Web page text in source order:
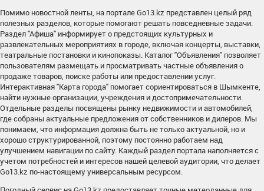
Помимо новостной ленты, на портале Go13.kz представлен целый ряд
полезных разделов, которые помогают решать повседневные задачи.
Раздел "Афиша" информирует о предстоящих культурных и
развлекательных мероприятиях в городе, включая концерты, выставки,
театральные постановки и кинопоказы. Каталог "Объявления" позволяет
пользователям размещать и просматривать частные объявления о
продаже товаров, поиске работы или предоставлении услуг.
Интерактивная "Карта города" помогает сориентироваться в Шымкенте,
найти нужные организации, учреждения и достопримечательности.
Отдельные разделы посвящены рынку недвижимости и автомобилей,
где собраны актуальные предложения от собственников и дилеров. Мы
понимаем, что информация должна быть не только актуальной, но и
хорошо структурированной, поэтому постоянно работаем над
улучшением навигации по сайту. Каждый раздел портала наполняется с
учетом потребностей и интересов нашей целевой аудитории, что делает
Go13.kz по-настоящему универсальным ресурсом.